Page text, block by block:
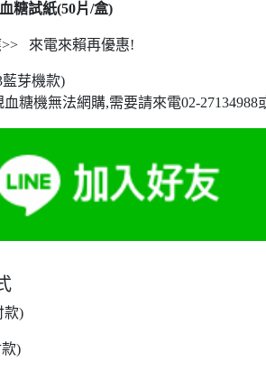
糖試紙(50片/盒)
>> 來電來賴再優惠!
藍芽機款)​
糖機無法網購,需要請來電02-27134988
款)
)